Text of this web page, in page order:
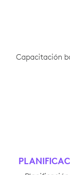
Capacitación